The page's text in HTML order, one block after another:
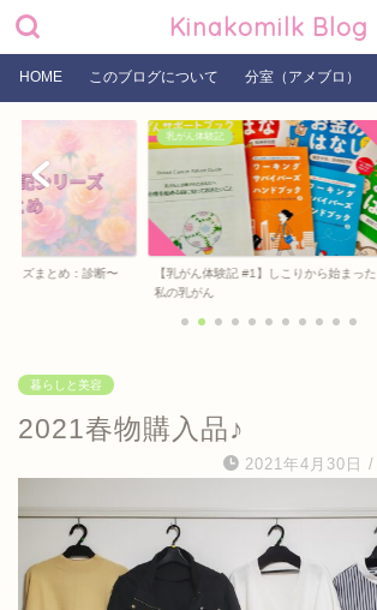
Kinakomilk Blog
HOME このブログについて 分室（アメブロ）
しこりから始まった
乳がん体験記
【乳がん体験記 #2】トリプルネガティブ
乳がんの告知
暮らしと美容
2021春物購入品♪
2021年4月30日 /